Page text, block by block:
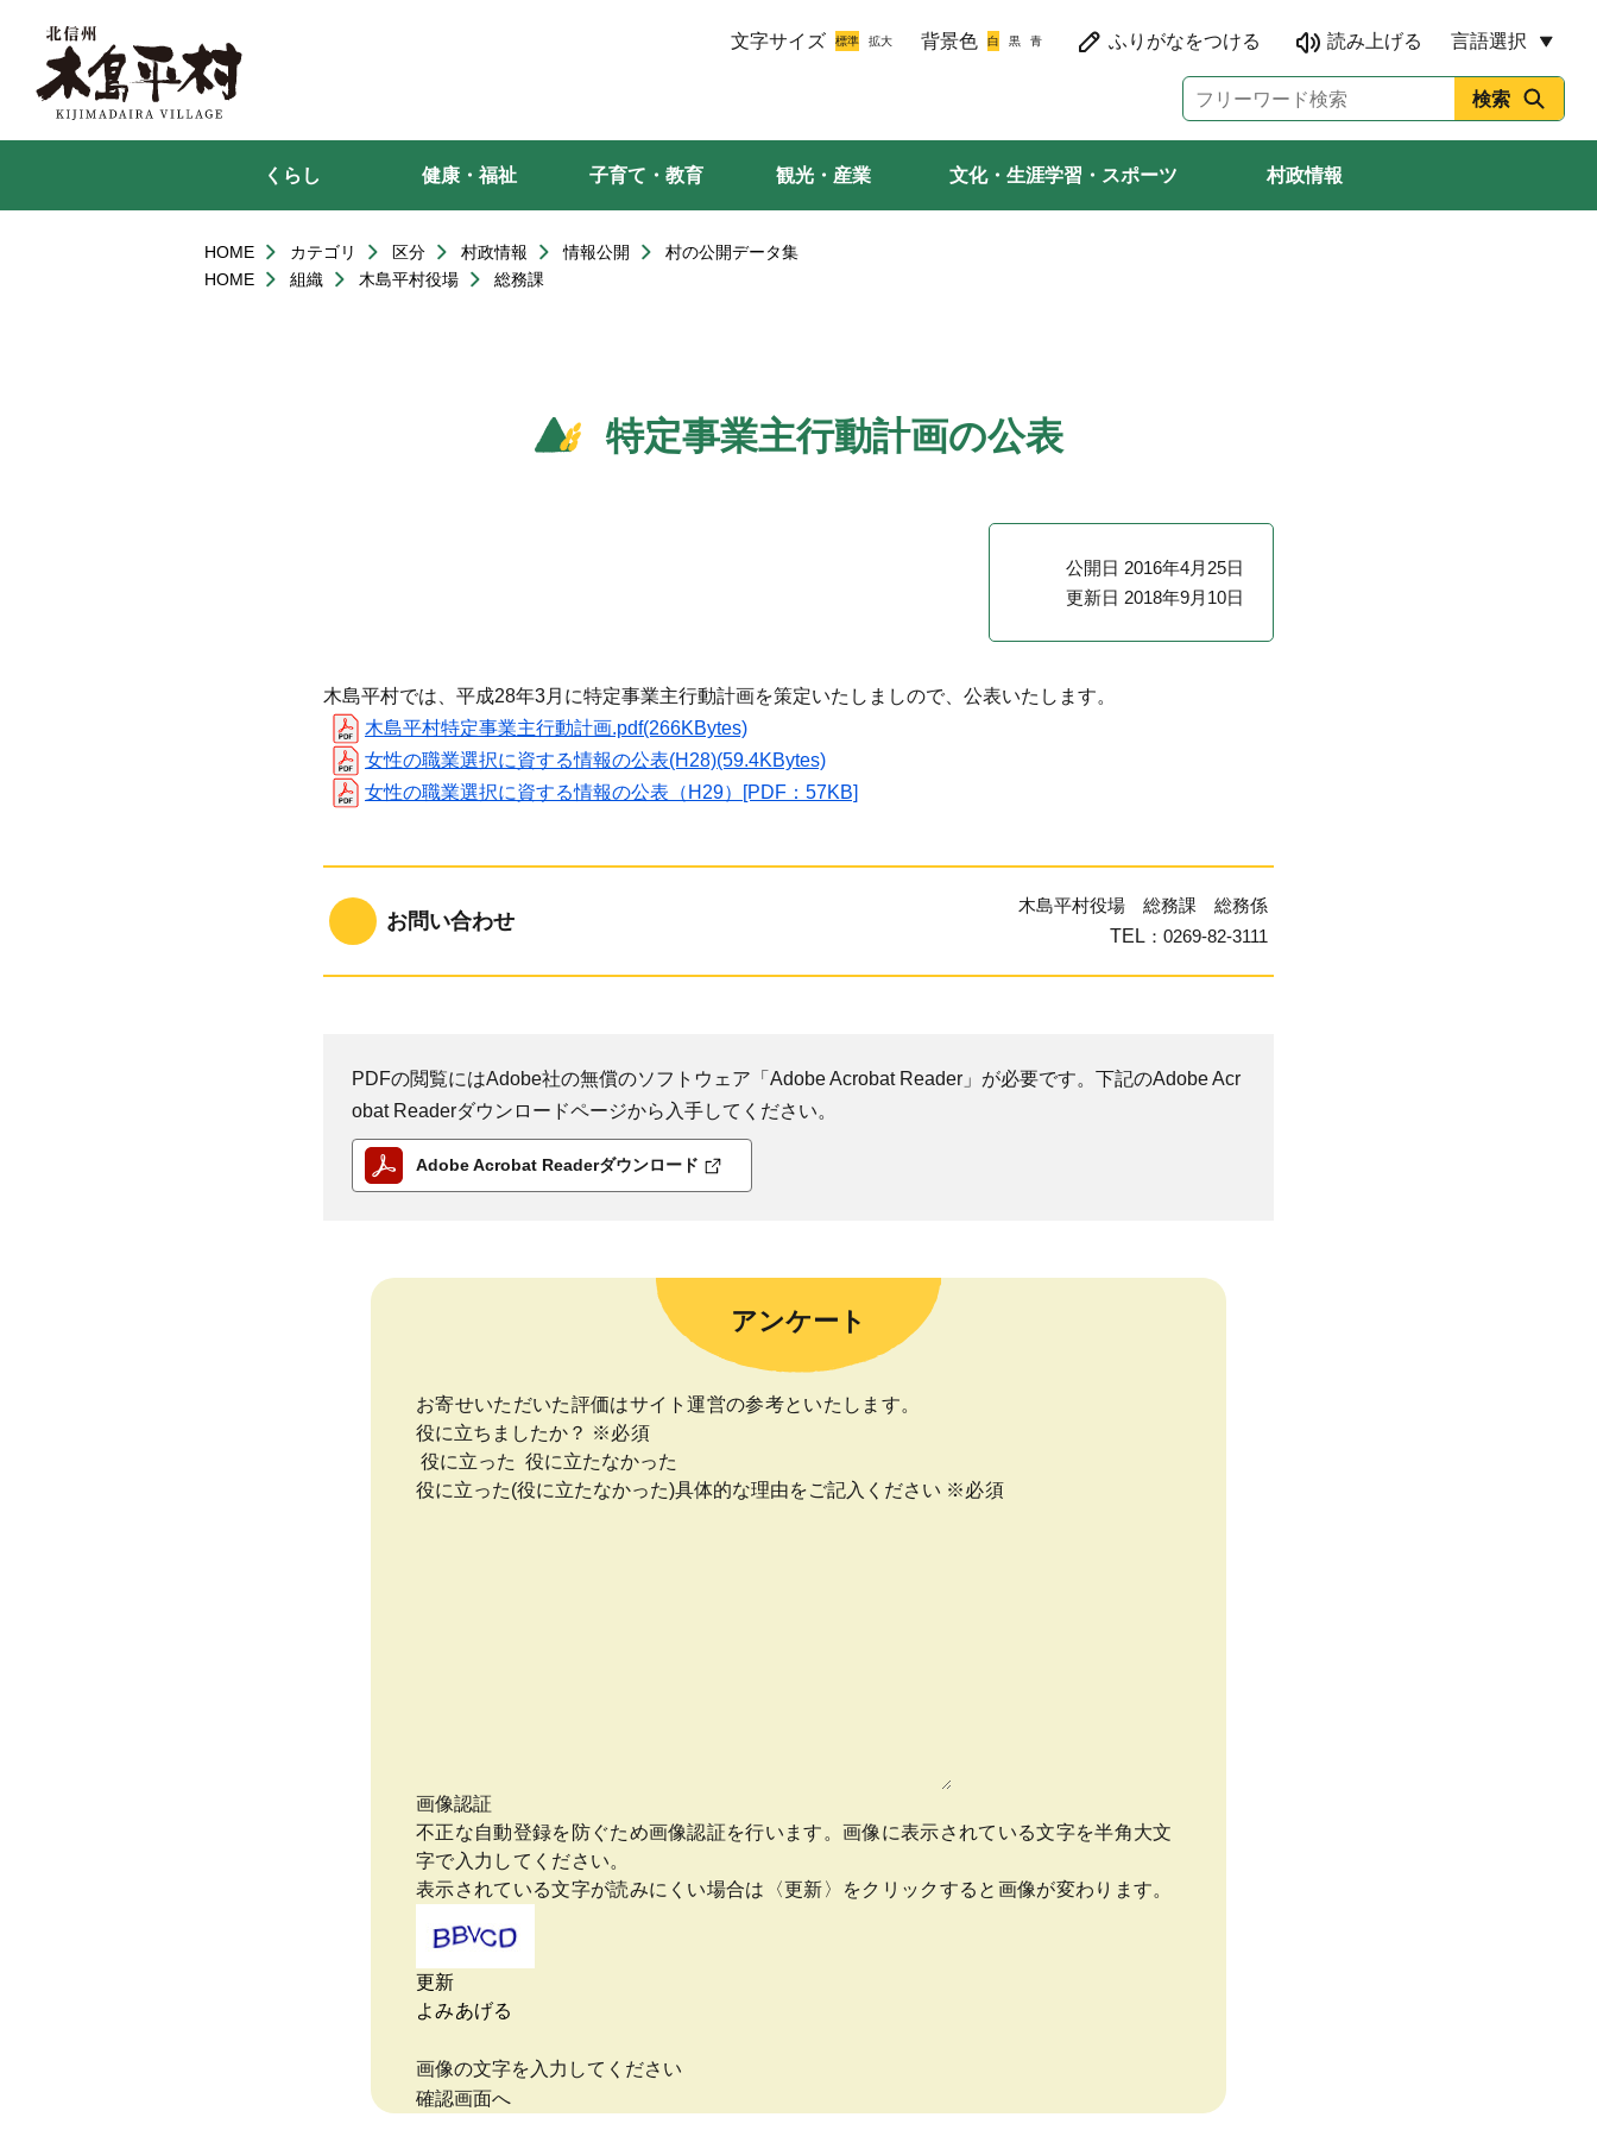
文字サイズ 背景色 言語選択
くらし 健康・福祉 子育て・教育 観光・産業 文化・生涯学習・スポーツ 村政情報
HOME カテゴリ 区分 村政情報 情報公開
村の公開データ集
HOME
組織 木島平村役場 総務課
特定事業主行動計画の公表
公開日 2016年4月25日
更新日 2018年9月10日
木島平村では、平成28年3月に特定事業主行動計画を策定いたしましので、公表いたします。
木島平村特定事業主行動計画.pdf(266KBytes)
女性の職業選択に資する情報の公表(H28)(59.4KBytes)
女性の職業選択に資する情報の公表（H29）[PDF：57KB]
お問い合わせ
木島平村役場 総務課 総務係
TEL ：0269-82-3111
PDFの閲覧にはAdobe社の無償のソフトウェア「Adobe Acrobat Reader」が必要です。下記のAdobe Acr
obat Readerダウンロードページから入手してください。
Adobe Acrobat Readerダウンロード
アンケート